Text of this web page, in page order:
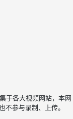
于各大视频网站，本网
参与录制、上传。